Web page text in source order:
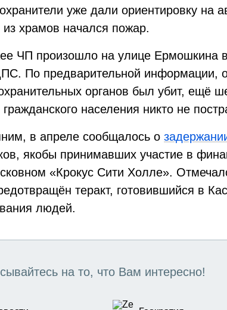
уже дали ориентировку на
храмов начался пожар.
ЧП произошло на улице Ермошкина
По предварительной информации,
органов был убит, ещё
населения никто не
в апреле сообщалось о
якобы принимавших участие в
«Крокус Сити Холле».
теракт, готовившийся в
людей.
на то, что Вам интересно!